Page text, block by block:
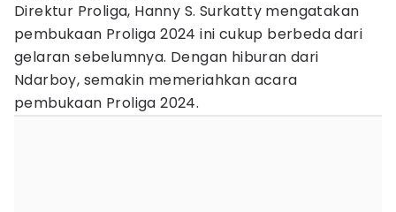
Direktur Proliga, Hanny S. Surkatty mengatakan
pembukaan Proliga 2024 ini cukup berbeda dari
gelaran sebelumnya. Dengan hiburan dari
Ndarboy, semakin memeriahkan acara
pembukaan Proliga 2024.